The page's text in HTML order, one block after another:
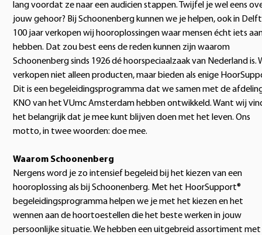
lang voordat ze naar een audicien stappen. Twijfel je wel eens
jouw gehoor? Bij Schoonenberg kunnen we je helpen, ook in
100 jaar verkopen wij hooroplossingen waar mensen écht iets
hebben. Dat zou best eens de reden kunnen zijn waarom
Schoonenberg sinds 1926 dé hoorspeciaalzaak van Nederland is.
verkopen niet alleen producten, maar bieden als enige
Dit is een begeleidingsprogramma dat we samen met de
KNO van het VUmc Amsterdam hebben ontwikkeld. Want wij
het belangrijk dat je mee kunt blijven doen met het leven. Ons
motto, in twee woorden: doe mee.
Waarom Schoonenberg
Nergens word je zo intensief begeleid bij het kiezen van een
hooroplossing als bij Schoonenberg. Met het HoorSupport®
begeleidingsprogramma helpen we je met het kiezen en het
wennen aan de hoortoestellen die het beste werken in jouw
persoonlijke situatie. We hebben een uitgebreid assortiment